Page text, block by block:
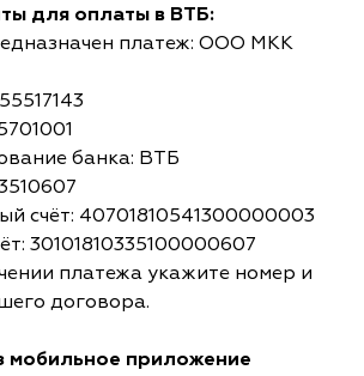
для оплаты в ВТБ:
платеж: ООО МКК
банка: ВТБ
счёт: 40701810541300000003
30101810335100000607
платежа укажите номер и
договора.
мобильное приложение